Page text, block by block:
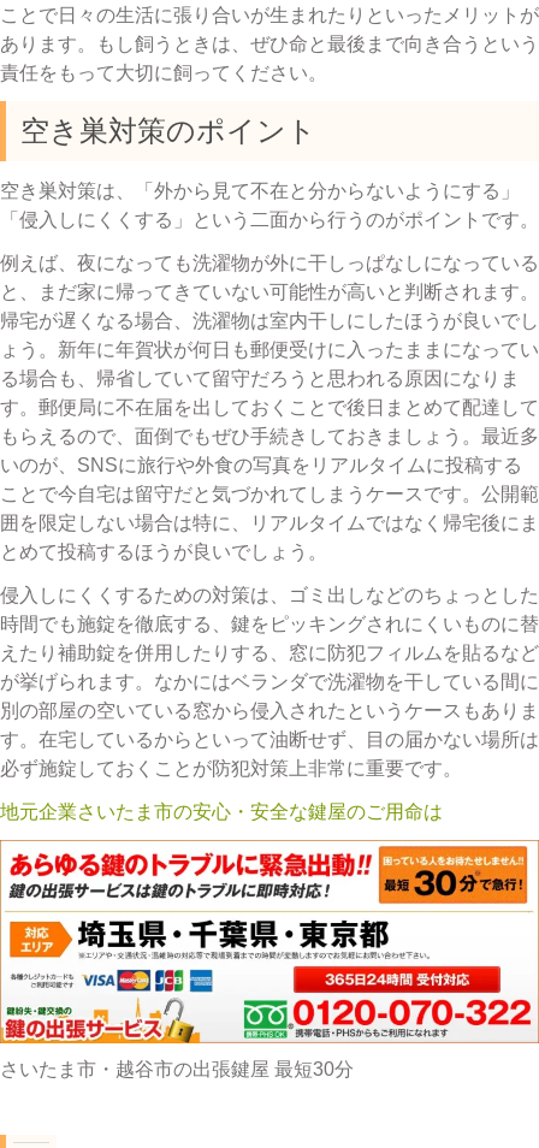
ことで日々の生活に張り合いが生まれたりといったメリットが
あります。もし飼うときは、ぜひ命と最後まで向き合うという
責任をもって大切に飼ってください。
空き巣対策のポイント
空き巣対策は、「外から見て不在と分からないようにする」
「侵入しにくくする」という二面から行うのがポイントです。
例えば、夜になっても洗濯物が外に干しっぱなしになっている
と、まだ家に帰ってきていない可能性が高いと判断されます。
帰宅が遅くなる場合、洗濯物は室内干しにしたほうが良いでし
ょう。新年に年賀状が何日も郵便受けに入ったままになってい
る場合も、帰省していて留守だろうと思われる原因になりま
す。郵便局に不在届を出しておくことで後日まとめて配達して
もらえるので、面倒でもぜひ手続きしておきましょう。最近多
いのが、SNSに旅行や外食の写真をリアルタイムに投稿する
ことで今自宅は留守だと気づかれてしまうケースです。公開範
囲を限定しない場合は特に、リアルタイムではなく帰宅後にま
とめて投稿するほうが良いでしょう。
侵入しにくくするための対策は、ゴミ出しなどのちょっとした
時間でも施錠を徹底する、鍵をピッキングされにくいものに替
えたり補助錠を併用したりする、窓に防犯フィルムを貼るなど
が挙げられます。なかにはベランダで洗濯物を干している間に
別の部屋の空いている窓から侵入されたというケースもありま
す。在宅しているからといって油断せず、目の届かない場所は
必ず施錠しておくことが防犯対策上非常に重要です。
地元企業さいたま市の安心・安全な鍵屋のご用命は
さいたま市・越谷市の出張鍵屋 最短30分